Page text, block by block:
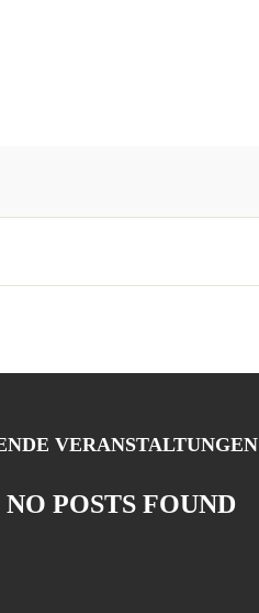
VERANSTALTUNGEN
NO POSTS FOUND